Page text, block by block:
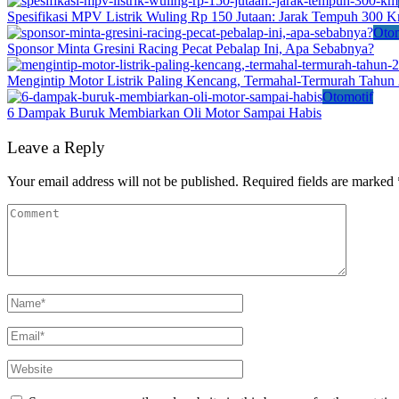
Spesifikasi MPV Listrik Wuling Rp 150 Jutaan: Jarak Tempuh 300
Sponsor Minta Gresini Racing Pecat Pebalap Ini, Apa Sebabnya?
Mengintip Motor Listrik Paling Kencang, Termahal-Termurah Tahun
Otomotif
6 Dampak Buruk Membiarkan Oli Motor Sampai Habis
Leave a Reply
Your email address will not be published. Required fields are marked